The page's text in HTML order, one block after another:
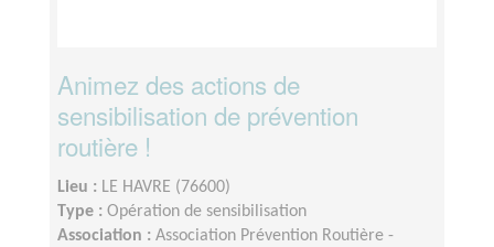
Animez des actions de
sensibilisation de prévention
routière !
Lieu : LE HAVRE (76600)
Type : Opération de sensibilisation
Association : Association Prévention Routière -